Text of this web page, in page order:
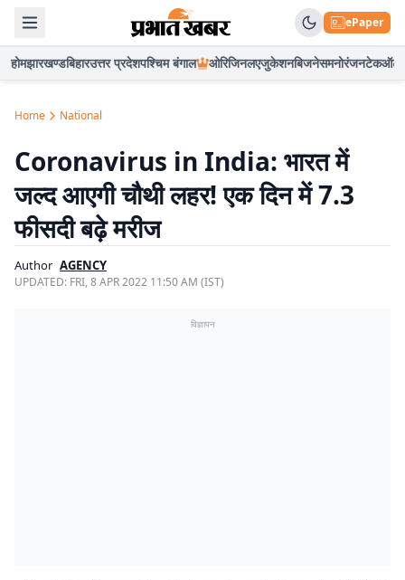
ePaper
होमझारखण्डबिहारउत्तर प्रदेशपश्चिम बंगाल ओरिजिनलएजुकेशनबिजनेसमनोरंजनटेकऑटो
Home National
Coronavirus in India: भारत में
जल्द आएगी चौथी लहर! एक दिन में 7.3
फीसदी बढ़े मरीज
Author AGENCY
UPDATED: FRI, 8 APR 2022 11:50 AM (IST)
विज्ञापन